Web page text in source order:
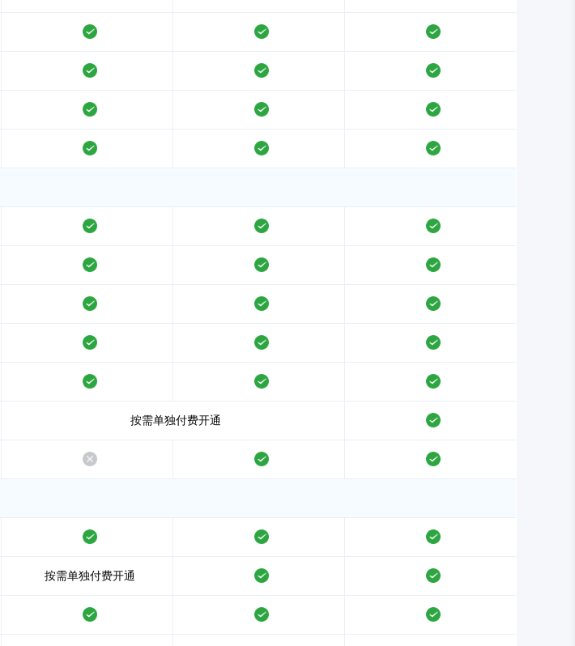
支持 支持 支持
支持 支持 支持
支持 支持 支持
支持 支持 支持
支持 支持 支持
支持 支持 支持
支持 支持 支持
支持 支持 支持
支持 支持 支持
按需单独付费开通 支持
不支持 支持 支持
支持 支持 支持
按需单独付费开通 支持 支持
支持 支持 支持